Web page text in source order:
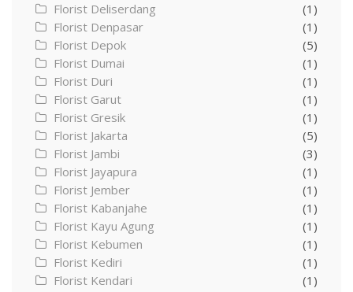
Florist Deliserdang
(1)
Florist Denpasar
(1)
Florist Depok
(5)
Florist Dumai
(1)
Florist Duri
(1)
Florist Garut
(1)
Florist Gresik
(1)
Florist Jakarta
(5)
Florist Jambi
(3)
Florist Jayapura
(1)
Florist Jember
(1)
Florist Kabanjahe
(1)
Florist Kayu Agung
(1)
Florist Kebumen
(1)
Florist Kediri
(1)
Florist Kendari
(1)